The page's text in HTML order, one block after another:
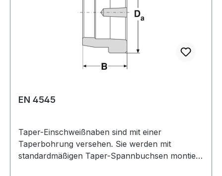
EN 4545
Taper-Einschweißnaben sind mit einer
Taperbohrung versehen. Sie werden mit
standardmäßigen Taper-Spannbuchsen montiert.